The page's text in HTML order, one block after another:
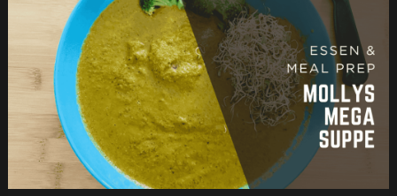
Eliminationsdiät
Autoimmunerkrankungen